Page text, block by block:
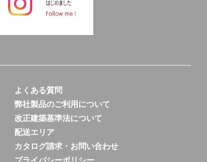
よくある質問
弊社製品のご利用について
改正建築基準法について
配送エリア
カタログ請求・お問い合わせ